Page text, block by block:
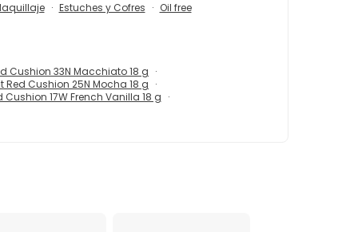
Estuches y Cofres Oil free
Cushion 33N Macchiato 18 g
Red Cushion 25N Mocha 18 g
Cushion 17W French Vanilla 18 g